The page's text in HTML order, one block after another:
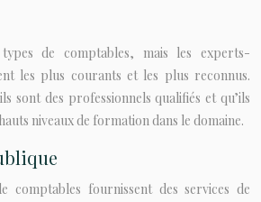
de comptables, mais les experts-
les plus courants et les plus reconnus.
sont des professionnels qualifiés et qu’ils
niveaux de formation dans le domaine.
comptables fournissent des services de